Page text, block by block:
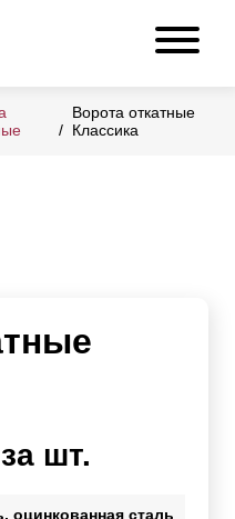
Ворота откатные
Классика
шт.
оцинкованная сталь